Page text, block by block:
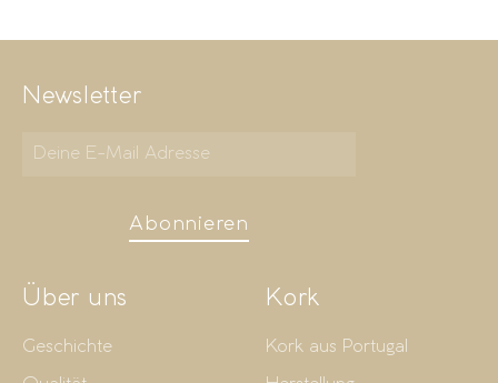
Newsletter
Abonnieren
Über uns
Geschichte
Kork
Kork aus Portugal